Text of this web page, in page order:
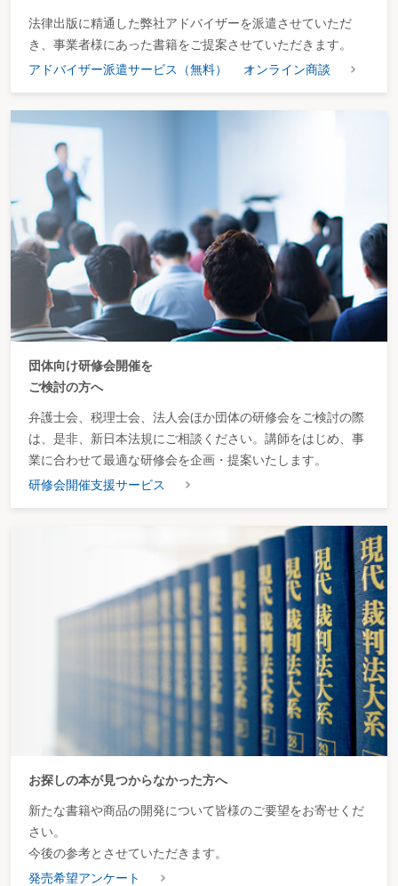
法律出版に精通した弊社アドバイザーを派遣させていただ
き、事業者様にあった書籍をご提案させていただきます。
アドバイザー派遣サービス（無料）
オンライン商談
団体向け研修会開催を
ご検討の方へ
弁護士会、税理士会、法人会ほか団体の研修会をご検討の際
は、是非、新日本法規にご相談ください。講師をはじめ、事
業に合わせて最適な研修会を企画・提案いたします。
研修会開催支援サービス
お探しの本が見つからなかった方へ
新たな書籍や商品の開発について皆様のご要望をお寄せくだ
さい。
今後の参考とさせていただきます。
発売希望アンケート